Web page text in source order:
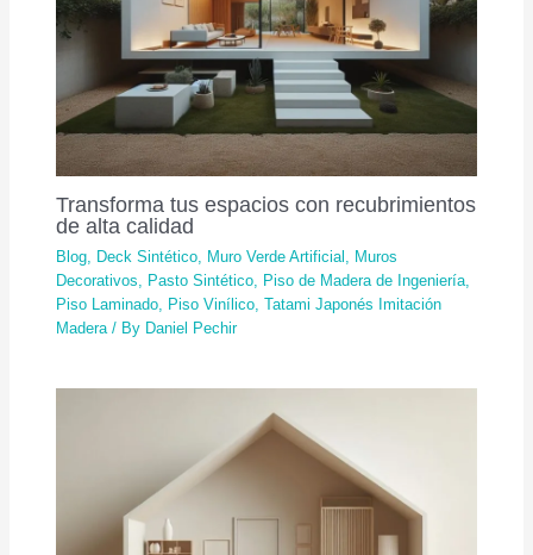
Transforma tus espacios con recubrimientos
de alta calidad
Blog Deck Sintético Muro Verde Artificial
Muros
Decorativos
Pasto Sintético Piso de Madera de Ingeniería
Piso Laminado Piso Vinílico ,Tatami Japonés Imitación
Madera / By Daniel Pechir